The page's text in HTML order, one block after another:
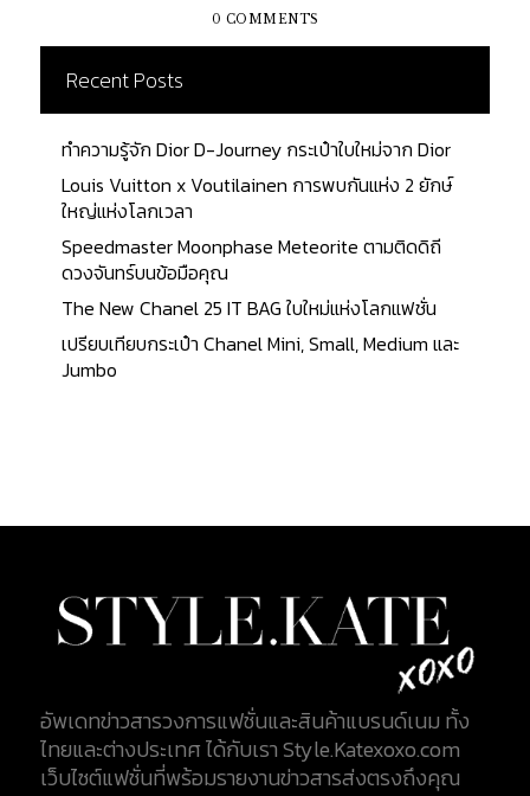
0 COMMENTS
Recent Posts
ทำความรู้จัก Dior D-Journey กระเป๋าใบใหม่จาก Dior
Louis Vuitton x Voutilainen การพบกันแห่ง 2 ยักษ์
ใหญ่แห่งโลกเวลา
Speedmaster Moonphase Meteorite ตามติดดิถี
ดวงจันทร์บนข้อมือคุณ
The New Chanel 25 IT BAG ใบใหม่แห่งโลกแฟชั่น
เปรียบเทียบกระเป๋า Chanel Mini, Small, Medium และ
Jumbo
อัพเดทข่าวสารวงการแฟชั่นและสินค้าแบรนด์เนม ทั้ง
ไทยและต่างประเทศ ได้กับเรา Style.Katexoxo.com
เว็บไซต์แฟชั่นที่พร้อมรายงานข่าวสารส่งตรงถึงคุณ